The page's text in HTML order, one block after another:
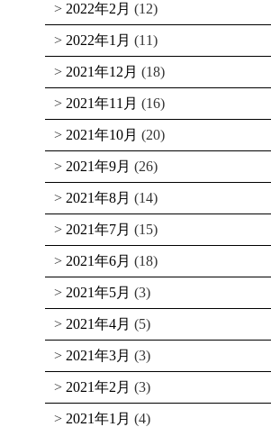
2022年2月 (12)
2022年1月 (11)
2021年12月 (18)
2021年11月 (16)
2021年10月 (20)
2021年9月 (26)
2021年8月 (14)
2021年7月 (15)
2021年6月 (18)
2021年5月 (3)
2021年4月 (5)
2021年3月 (3)
2021年2月 (3)
2021年1月 (4)